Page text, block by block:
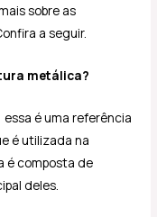
sobre as
a seguir.
metálica?
é uma referência
é utilizada na
é composta de
deles.